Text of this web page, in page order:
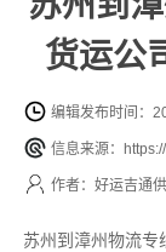
货运公
编辑发布时间：
信息来源：
作者：好运吉通
苏州到漳州物流专